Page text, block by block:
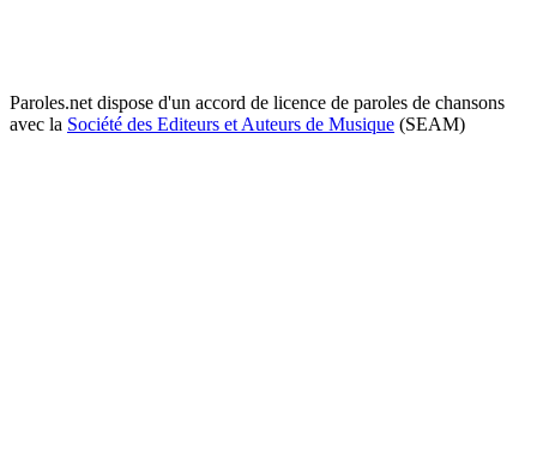
Paroles.net dispose d'un accord de licence de paroles de chansons
avec la Société des Editeurs et Auteurs de Musique (SEAM)